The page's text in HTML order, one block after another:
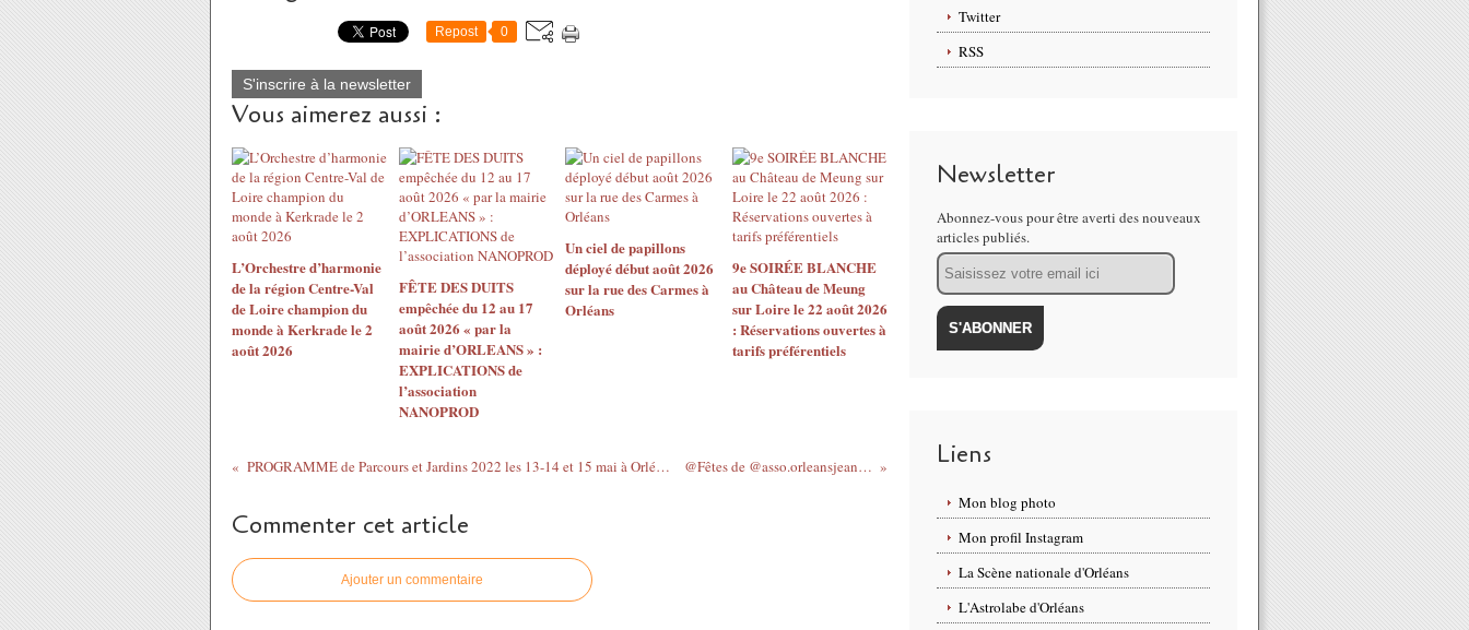
Repost 0
S'inscrire à la newsletter
Vous aimerez aussi :
L’Orchestre d’harmonie
de la région Centre-Val
de Loire champion du
monde à Kerkrade le 2
août 2026
FÊTE DES DUITS
empêchée du 12 au 17
août 2026 « par la
mairie d’ORLEANS » :
EXPLICATIONS de
l’association
NANOPROD
Un ciel de papillons
déployé début août 2026
sur la rue des Carmes à
Orléans
9e SOIRÉE BLANCHE
au Château de Meung
sur Loire le 22 août 2026
: Réservations ouvertes à
tarifs préférentiels
PROGRAMME de Parcours et Jardins 2022 les 13-14 et 15 mai à Orléans - GRATUIT @Fêtes de @asso.orleansjeannedarc...
Commenter cet article
Ajouter un commentaire
Twitter
RSS
Newsletter
Abonnez-vous pour être averti des nouveaux
articles publiés.
Email
Liens
Mon blog photo
Mon profil Instagram
La Scène nationale d'Orléans
L'Astrolabe d'Orléans